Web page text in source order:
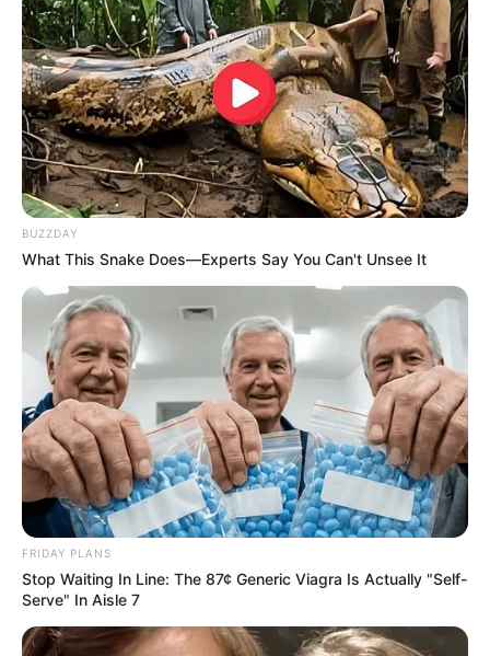
BUZZDAY
What This Snake Does—Experts Say You Can't Unsee It
FRIDAY PLANS
Stop Waiting In Line: The 87¢ Generic Viagra Is Actually "Self-
Serve" In Aisle 7